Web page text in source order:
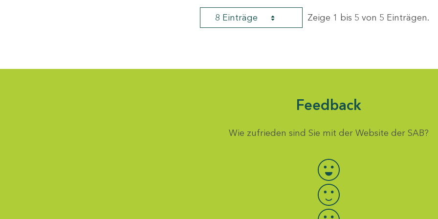
8 Einträge Zeige 1 bis 5 von 5 Einträgen.
Feedback
Wie zufrieden sind Sie mit der Website der SAB?
Bewertung auswählen